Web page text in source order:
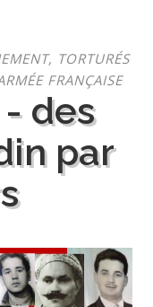
TORTURÉS
FRANÇAISE
des
par